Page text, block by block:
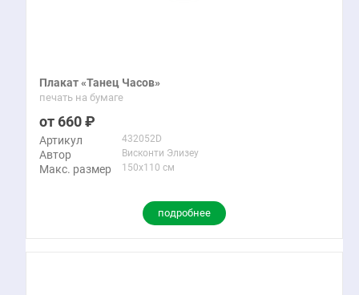
Плакат «Танец Часов»
печать на бумаге
660
Артикул 432052D
Автор Висконти Элизеу
Макс. размер 150x110 см
подробнее